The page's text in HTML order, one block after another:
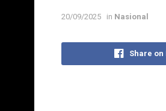
20/09/2025 in Nasional
Share on